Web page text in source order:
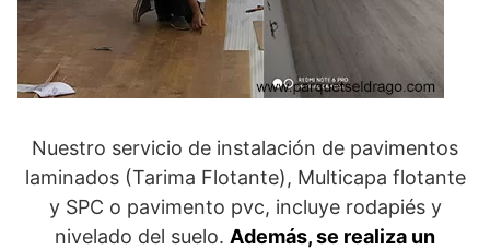
Nuestro servicio de instalación de pavimentos
laminados (Tarima Flotante), Multicapa flotante
y SPC o pavimento pvc, incluye rodapiés y
nivelado del suelo. Además, se realiza un